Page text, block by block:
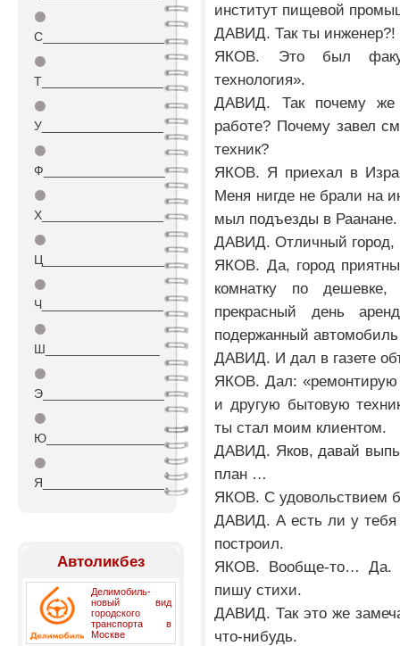
⚫
С_________________
⚫
Т_________________
⚫
У_________________
⚫
Ф_________________
⚫
Х_________________
⚫
Ц_________________
⚫
Ч_________________
⚫
Ш________________
⚫
Э_________________
⚫
Ю_________________
⚫
Я_________________
Автоликбез
Делимобиль-
новый вид
городского
транспорта в
Москве
институт пищевой
ДАВИД. Так ты инженер?!
ЯКОВ. Это был
технология».
ДАВИД. Так почему же
работе? Почему завел
техник?
ЯКОВ. Я приехал в
Меня нигде не брали на
мыл подъезды в Раанане.
ДАВИД. Отличный город,
ЯКОВ. Да, город
комнатку по
прекрасный день
подержанный
ДАВИД. И дал в газете
ЯКОВ. Дал:
и другую бытовую
ты стал моим клиентом.
ДАВИД. Яков, давай
план …
ЯКОВ. С удовольствием
ДАВИД. А есть ли у тебя
построил.
ЯКОВ. Вообще-то… Да.
пишу стихи.
ДАВИД. Так это же
что-нибудь.